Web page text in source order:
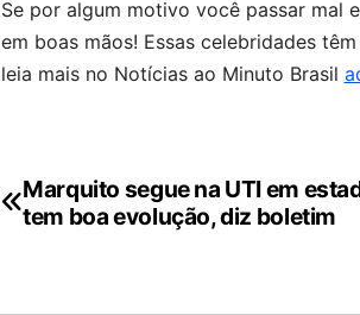
Se por algum motivo você passar mal
em boas mãos! Essas celebridades
leia mais no Notícias ao Minuto Brasil
Navegação
Marquito segue na UTI em
tem boa evolução, diz boletim